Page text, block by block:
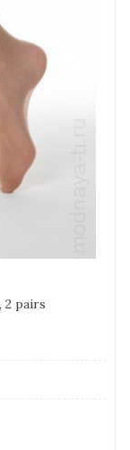
2 pairs